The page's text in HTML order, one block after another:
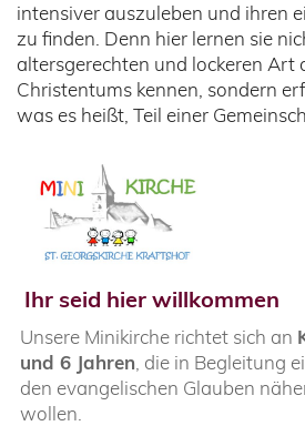
intensiver auszuleben und ihren
zu finden. Denn hier lernen sie
altersgerechten und lockeren Art
Christentums kennen, sondern
was es heißt, Teil einer
Ihr seid hier willkommen
Unsere Minikirche richtet sich an
und 6 Jahren , die in Begleitung
den evangelischen Glauben
wollen.